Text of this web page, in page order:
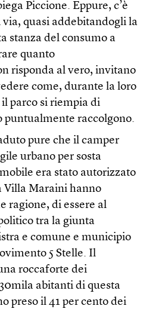
Piccione. Eppure, c’è
quasi addebitandogli la
stanza del consumo a
quanto
risponda al vero, invitano
come, durante la loro
parco si riempia di
puntualmente raccolgono.
pure che il camper
urbano per sosta
era stato autorizzato
Villa Maraini hanno
ragione, di essere al
tra la giunta
e comune e municipio
5 Stelle. Il
roccaforte dei
abitanti di questa
preso il 41 per cento dei